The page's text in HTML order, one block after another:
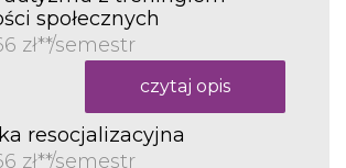
społecznych
zł**/semestr
czytaj opis
resocjalizacyjna
zł**/semestr